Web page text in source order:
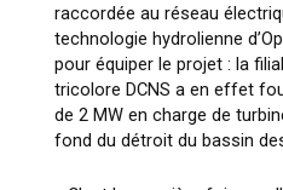
raccordée au réseau
technologie hydrolienne
pour équiper le projet : la
tricolore DCNS a en effet
de 2 MW en charge de
fond du détroit du bassin